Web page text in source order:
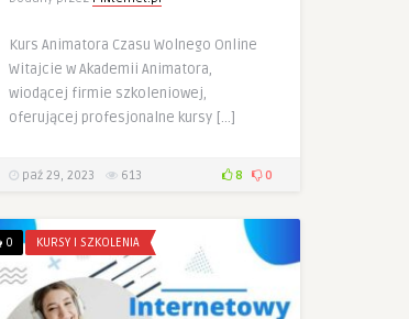
Kurs Animatora Czasu Wolnego Online
Witajcie w Akademii Animatora,
wiodącej firmie szkoleniowej,
oferującej profesjonalne kursy […]
paź 29, 2023 613 8 0
0 KURSY I SZKOLENIA